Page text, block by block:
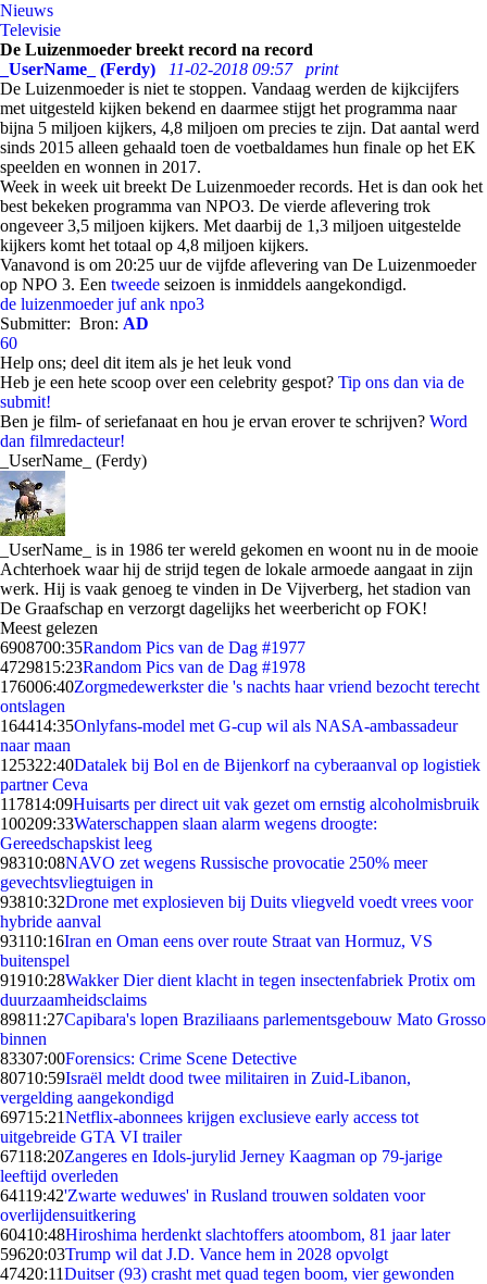
Nieuws
Televisie
De Luizenmoeder breekt record na record
_UserName_ (Ferdy)
11-02-2018 09:57
print
De Luizenmoeder is niet te stoppen. Vandaag werden de kijkcijfers
met uitgesteld kijken bekend en daarmee stijgt het programma naar
bijna 5 miljoen kijkers, 4,8 miljoen om precies te zijn. Dat aantal werd
sinds 2015 alleen gehaald toen de voetbaldames hun finale op het EK
speelden en wonnen in 2017.
Week in week uit breekt De Luizenmoeder records. Het is dan ook het
best bekeken programma van NPO3. De vierde aflevering trok
ongeveer 3,5 miljoen kijkers. Met daarbij de 1,3 miljoen uitgestelde
kijkers komt het totaal op 4,8 miljoen kijkers.
Vanavond is om 20:25 uur de vijfde aflevering van De Luizenmoeder
op NPO 3. Een tweede seizoen is inmiddels aangekondigd.
de luizenmoeder juf ank npo3
Submitter: Bron: AD
60
Help ons; deel dit item als je het leuk vond
Heb je een hete scoop over een celebrity gespot? Tip ons dan via de
submit!
Ben je film- of seriefanaat en hou je ervan erover te schrijven? Word
dan filmredacteur!
_UserName_ (Ferdy)
_UserName_ is in 1986 ter wereld gekomen en woont nu in de mooie
Achterhoek waar hij de strijd tegen de lokale armoede aangaat in zijn
werk. Hij is vaak genoeg te vinden in De Vijverberg, het stadion van
De Graafschap en verzorgt dagelijks het weerbericht op FOK!
Meest gelezen
6908700:35Random Pics van de Dag #1977
4729815:23Random Pics van de Dag #1978
176006:40Zorgmedewerkster die 's nachts haar vriend bezocht terecht
ontslagen
164414:35Onlyfans-model met G-cup wil als NASA-ambassadeur
naar maan
125322:40Datalek bij Bol en de Bijenkorf na cyberaanval op logistiek
partner Ceva
117814:09Huisarts per direct uit vak gezet om ernstig alcoholmisbruik
100209:33Waterschappen slaan alarm wegens droogte:
Gereedschapskist leeg
98310:08NAVO zet wegens Russische provocatie 250% meer
gevechtsvliegtuigen in
93810:32Drone met explosieven bij Duits vliegveld voedt vrees voor
hybride aanval
93110:16Iran en Oman eens over route Straat van Hormuz, VS
buitenspel
91910:28Wakker Dier dient klacht in tegen insectenfabriek Protix om
duurzaamheidsclaims
89811:27Capibara's lopen Braziliaans parlementsgebouw Mato Grosso
binnen
83307:00Forensics: Crime Scene Detective
80710:59Israël meldt dood twee militairen in Zuid-Libanon,
vergelding aangekondigd
69715:21Netflix-abonnees krijgen exclusieve early access tot
uitgebreide GTA VI trailer
67118:20Zangeres en Idols-jurylid Jerney Kaagman op 79-jarige
leeftijd overleden
64119:42'Zwarte weduwes' in Rusland trouwen soldaten voor
overlijdensuitkering
60410:48Hiroshima herdenkt slachtoffers atoombom, 81 jaar later
59620:03Trump wil dat J.D. Vance hem in 2028 opvolgt
47420:11Duitser (93) crasht met quad tegen boom, vier gewonden